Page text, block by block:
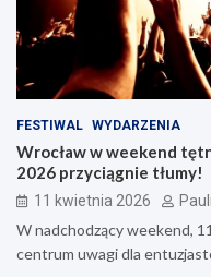
FESTIWAL WYDARZENIA
Wrocław w weekend
2026 przyciągnie tłumy!
11 kwietnia 2026
W nadchodzący weekend,
centrum uwagi dla